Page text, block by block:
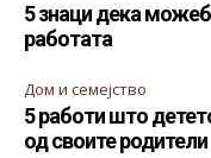
5 знаци дека
работата
Дом и семејство
5 работи што
од своите родители